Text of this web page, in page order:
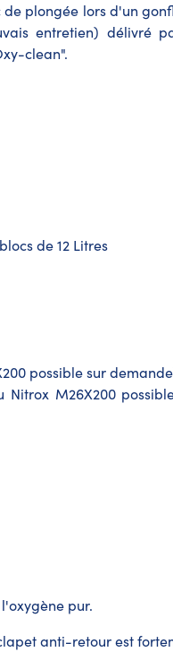
plongée lors d'un
entretien) délivré
clean".
de 12 Litres
possible sur
M26X200
pur.
anti-retour est